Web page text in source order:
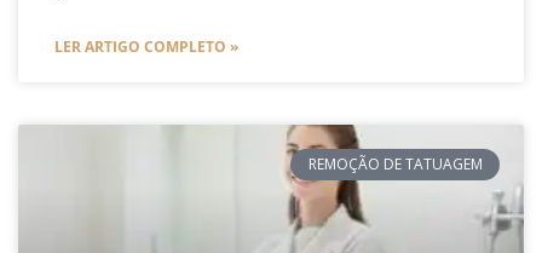
LER ARTIGO COMPLETO »
REMOÇÃO DE TATUAGEM